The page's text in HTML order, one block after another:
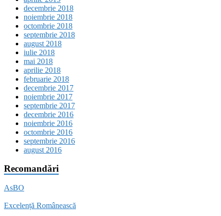
decembrie 2018
noiembrie 2018
octombrie 2018
septembrie 2018
august 2018
iulie 2018
mai 2018
aprilie 2018
februarie 2018
decembrie 2017
noiembrie 2017
septembrie 2017
decembrie 2016
noiembrie 2016
octombrie 2016
septembrie 2016
august 2016
Recomandări
AsBO
Excelență Românească